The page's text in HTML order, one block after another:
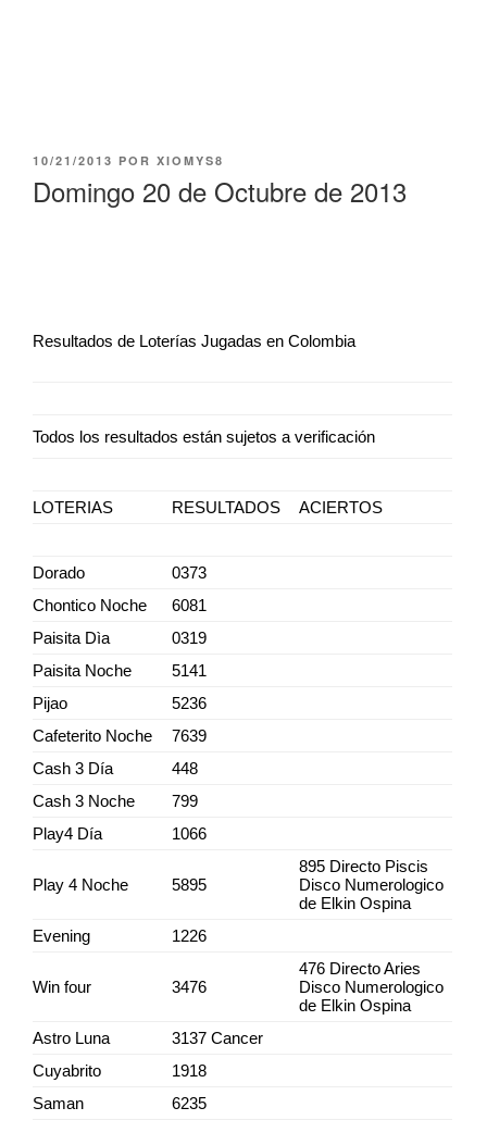
PUBLICADO
10/21/2013 POR XIOMYS8
Domingo 20 de Octubre de 2013
Resultados de Loterías Jugadas en Colombia
Todos los resultados están sujetos a verificación
LOTERIAS RESULTADOS ACIERTOS
Dorado
0373
Chontico Noche
6081
Paisita Dìa
0319
Paisita Noche
5141
Pijao
5236
Cafeterito Noche
7639
Cash 3 Día
448
Cash 3 Noche
799
Play4 Día
1066
Play 4 Noche 5895
895 Directo Piscis
Disco Numerologico
de Elkin Ospina
Evening
1226
Win four 3476
476 Directo Aries
Disco Numerologico
de Elkin Ospina
Astro Luna
3137 Cancer
Cuyabrito
1918
Saman
6235